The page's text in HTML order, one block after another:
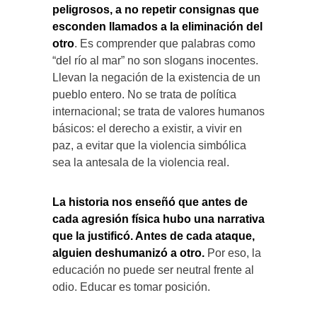
peligrosos, a no repetir consignas que
esconden llamados a la eliminación del
otro. Es comprender que palabras como
“del río al mar” no son slogans inocentes.
Llevan la negación de la existencia de un
pueblo entero. No se trata de política
internacional; se trata de valores humanos
básicos: el derecho a existir, a vivir en
paz, a evitar que la violencia simbólica
sea la antesala de la violencia real.
La historia nos enseñó que antes de
cada agresión física hubo una narrativa
que la justificó. Antes de cada ataque,
alguien deshumanizó a otro. Por eso, la
educación no puede ser neutral frente al
odio. Educar es tomar posición.